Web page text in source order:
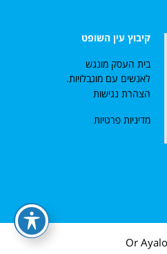
קיבוץ עין השופט
בית העסק מונגש
לאנשים עם מוגבלויות.
הצהרת נגישות
מדיניות פרטיות